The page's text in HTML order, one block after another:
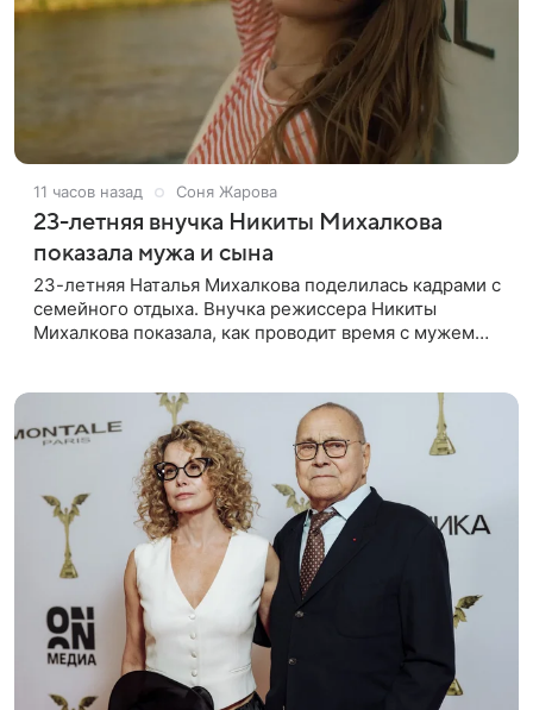
11 часов назад Соня Жарова
23-летняя внучка Никиты Михалкова
показала мужа и сына
23-летняя Наталья Михалкова поделилась кадрами с
семейного отдыха. Внучка режиссера Никиты
Михалкова показала, как проводит время с мужем